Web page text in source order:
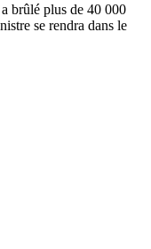
brûlé plus de 40 000
se rendra dans le